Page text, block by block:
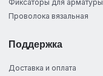
Фиксаторы для арматуры
Проволока вязальная
Поддержка
Доставка и оплата